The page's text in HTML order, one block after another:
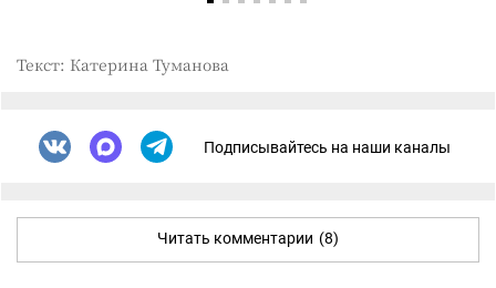
Текст: Катерина Туманова
Подписывайтесь на наши каналы
Читать комментарии (8)